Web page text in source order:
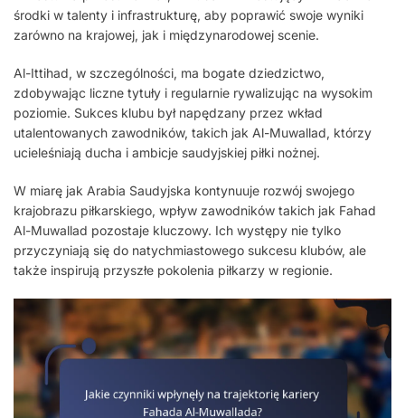
środki w talenty i infrastrukturę, aby poprawić swoje wyniki
zarówno na krajowej, jak i międzynarodowej scenie.
Al-Ittihad, w szczególności, ma bogate dziedzictwo,
zdobywając liczne tytuły i regularnie rywalizując na wysokim
poziomie. Sukces klubu był napędzany przez wkład
utalentowanych zawodników, takich jak Al-Muwallad, którzy
ucieleśniają ducha i ambicje saudyjskiej piłki nożnej.
W miarę jak Arabia Saudyjska kontynuuje rozwój swojego
krajobrazu piłkarskiego, wpływ zawodników takich jak Fahad
Al-Muwallad pozostaje kluczowy. Ich występy nie tylko
przyczyniają się do natychmiastowego sukcesu klubów, ale
także inspirują przyszłe pokolenia piłkarzy w regionie.